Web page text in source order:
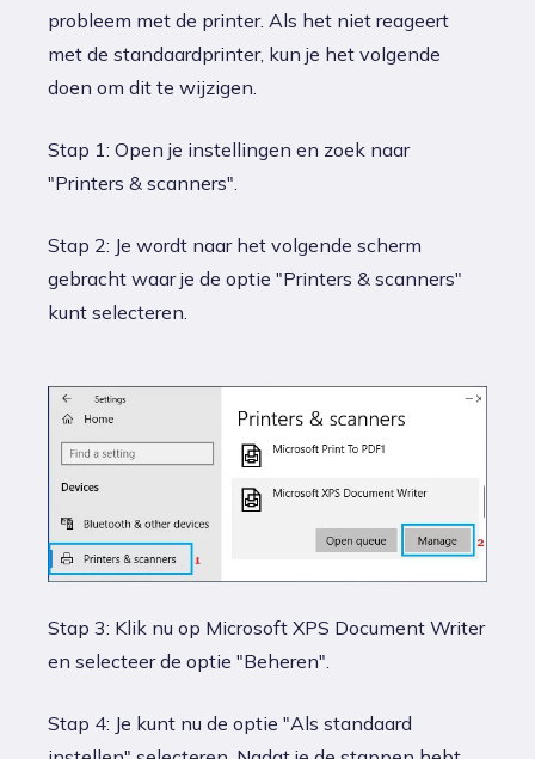
probleem met de printer. Als het niet reageert
met de standaardprinter, kun je het volgende
doen om dit te wijzigen.
Stap 1: Open je instellingen en zoek naar
"Printers & scanners".
Stap 2: Je wordt naar het volgende scherm
gebracht waar je de optie "Printers & scanners"
kunt selecteren.
Stap 3: Klik nu op Microsoft XPS Document Writer
en selecteer de optie "Beheren".
Stap 4: Je kunt nu de optie "Als standaard